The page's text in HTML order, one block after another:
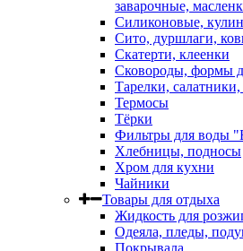
заварочные,
Силиконовые,
Сито, дуршлаги,
Скатерти, клеенки
Сковороды, формы
Тарелки,
Термосы
Тёрки
Фильтры для воды
Хлебницы, подносы
Хром для кухни
Чайники
Товары для отдыха
Жидкость для
Одеяла, пледы,
Покрывала